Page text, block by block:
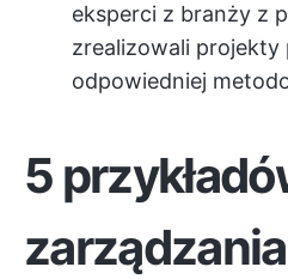
eksperci z branży z
zrealizowali projekty
odpowiedniej
5
zarządzania